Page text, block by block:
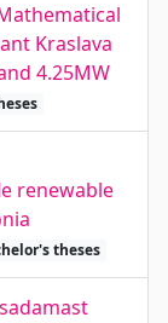
Kraslava
4.25MW
renewable
theses